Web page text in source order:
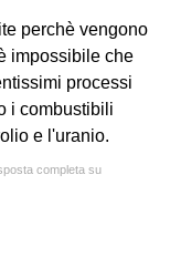
perchè vengono
impossibile che
processi
i combustibili
e l'uranio.
completa su